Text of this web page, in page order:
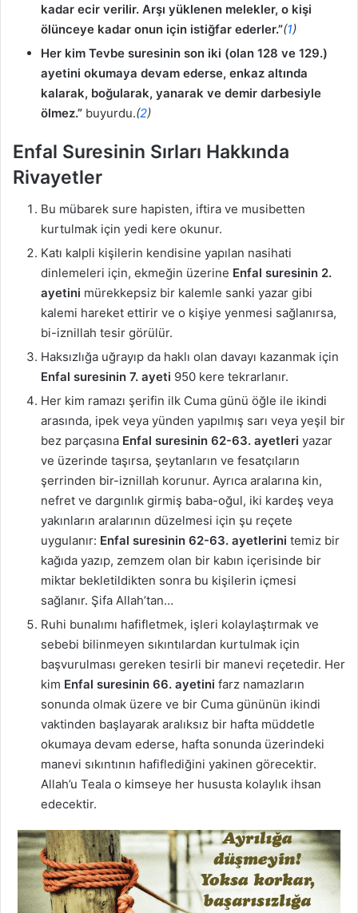
kadar ecir verilir. Arşı yüklenen melekler, o kişi
ölünceye kadar onun için istiğfar ederler.”(1)
Her kim Tevbe suresinin son iki (olan 128 ve 129.)
ayetini okumaya devam ederse, enkaz altında
kalarak, boğularak, yanarak ve demir darbesiyle
ölmez.” buyurdu.(2)
Enfal Suresinin Sırları Hakkında
Rivayetler
Bu mübarek sure hapisten, iftira ve musibetten
kurtulmak için yedi kere okunur.
Katı kalpli kişilerin kendisine yapılan nasihati
dinlemeleri için, ekmeğin üzerine Enfal suresinin 2.
ayetini mürekkepsiz bir kalemle sanki yazar gibi
kalemi hareket ettirir ve o kişiye yenmesi sağlanırsa,
bi-iznillah tesir görülür.
Haksızlığa uğrayıp da haklı olan davayı kazanmak için
Enfal suresinin 7. ayeti 950 kere tekrarlanır.
Her kim ramazı şerifin ilk Cuma günü öğle ile ikindi
arasında, ipek veya yünden yapılmış sarı veya yeşil bir
bez parçasına Enfal suresinin 62-63. ayetleri yazar
ve üzerinde taşırsa, şeytanların ve fesatçıların
şerrinden bir-iznillah korunur. Ayrıca aralarına kin,
nefret ve dargınlık girmiş baba-oğul, iki kardeş veya
yakınların aralarının düzelmesi için şu reçete
uygulanır: Enfal suresinin 62-63. ayetlerini temiz bir
kağıda yazıp, zemzem olan bir kabın içerisinde bir
miktar bekletildikten sonra bu kişilerin içmesi
sağlanır. Şifa Allah’tan…
Ruhi bunalımı hafifletmek, işleri kolaylaştırmak ve
sebebi bilinmeyen sıkıntılardan kurtulmak için
başvurulması gereken tesirli bir manevi reçetedir. Her
kim Enfal suresinin 66. ayetini farz namazların
sonunda olmak üzere ve bir Cuma gününün ikindi
vaktinden başlayarak aralıksız bir hafta müddetle
okumaya devam ederse, hafta sonunda üzerindeki
manevi sıkıntının hafiflediğini yakinen görecektir.
Allah’u Teala o kimseye her hususta kolaylık ihsan
edecektir.